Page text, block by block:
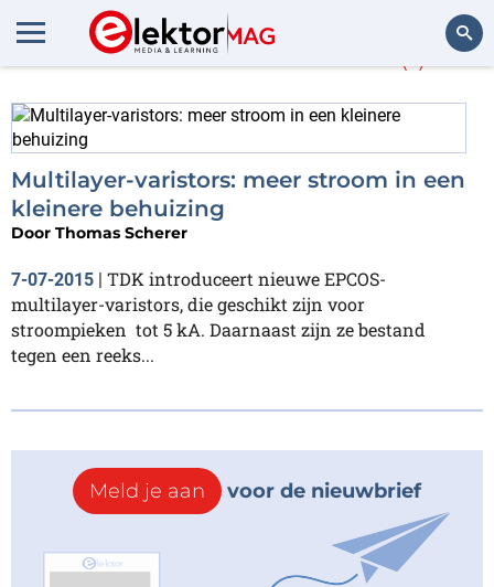
Meer overvaristors
Multilayer-varistors: meer stroom in een
kleinere behuizing
Door Thomas Scherer
7-07-2015 | TDK introduceert nieuwe EPCOS-
multilayer-varistors, die geschikt zijn voor
stroompieken tot 5 kA. Daarnaast zijn ze bestand
tegen een reeks...
Meld je aan voor de nieuwbrief